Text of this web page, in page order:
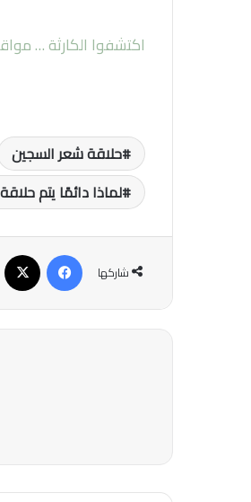
اكتشفوا الكارثة …
حلاقة شعر السجين
لماذا دائمًا يتم
شاركها